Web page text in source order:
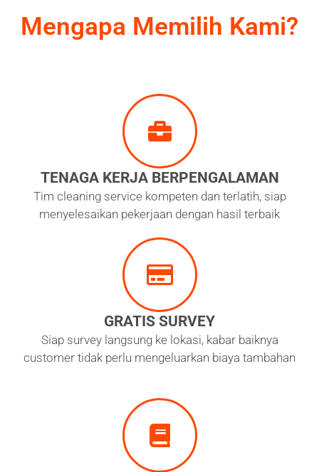
Mengapa Memilih Kami?
TENAGA KERJA BERPENGALAMAN
Tim cleaning service kompeten dan terlatih, siap
menyelesaikan pekerjaan dengan hasil terbaik
GRATIS SURVEY
Siap survey langsung ke lokasi, kabar baiknya
customer tidak perlu mengeluarkan biaya tambahan